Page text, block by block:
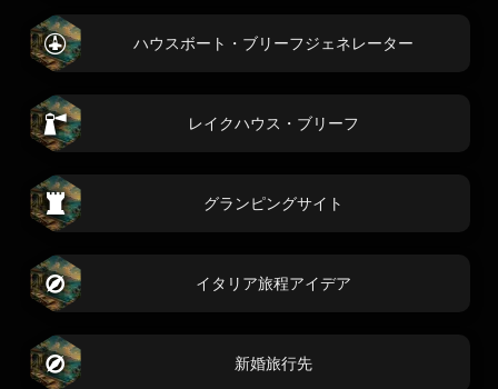
ハウスボート・ブリーフジェネレーター
レイクハウス・ブリーフ
グランピングサイト
イタリア旅程アイデア
新婚旅行先